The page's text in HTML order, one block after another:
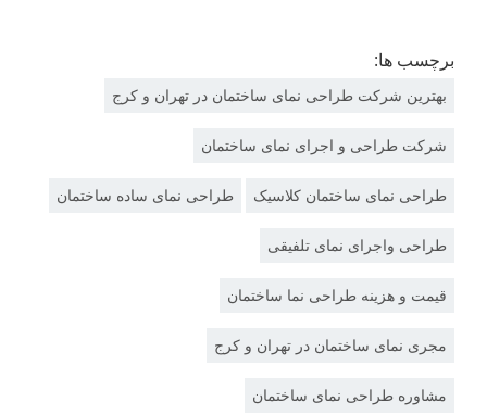
برچسب ها:
بهترین شرکت طراحی نمای ساختمان در تهران و کرج
شرکت طراحی و اجرای نمای ساختمان
طراحی نمای ساختمان کلاسیک طراحی نمای ساده ساختمان
طراحی واجرای نمای تلفیقی
قیمت و هزینه طراحی نما ساختمان
مجری نمای ساختمان در تهران و کرج
مشاوره طراحی نمای ساختمان